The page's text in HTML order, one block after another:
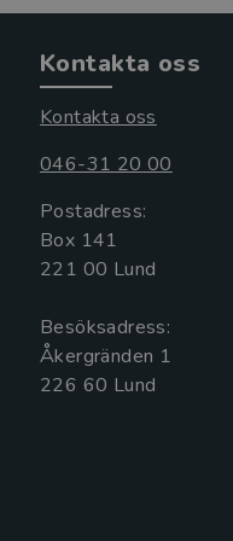
Kontakta oss
Kontakta oss
046-31 20 00
Postadress:
Box 141
221 00 Lund
Besöksadress:
Åkergränden 1